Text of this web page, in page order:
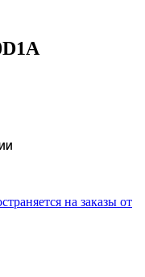
на заказы от